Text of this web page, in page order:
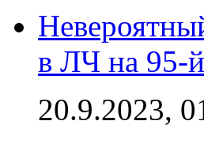
в ЛЧ на 95-
20.9.2023,